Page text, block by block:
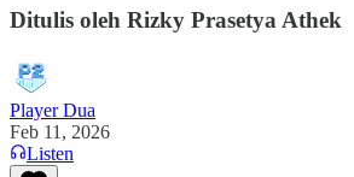
Ditulis oleh Rizky Prasetya Athek
Player Dua
Feb 11, 2026
Listen